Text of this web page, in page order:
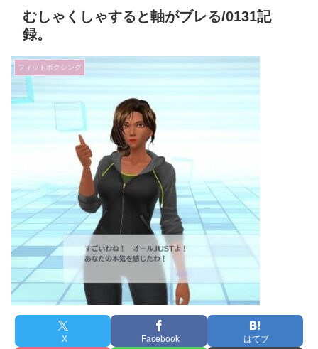
むしゃくしゃすると軸がブレる/0131記
録。
フィットボクシング
X Facebook はてブ